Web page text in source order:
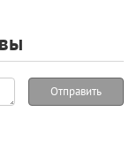
Отправить